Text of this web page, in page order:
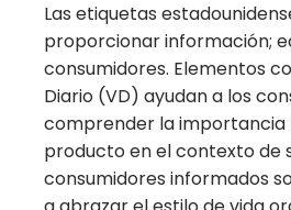
Las etiquetas
proporcionar información;
consumidores. Elementos
Diario (VD) ayudan a los
comprender la importancia
producto en el contexto de
consumidores informados